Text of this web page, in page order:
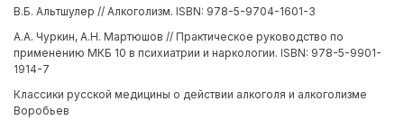
В.Б. Альтшулер // Алкоголизм. ISBN: 978-5-9704-1601-3
А.А. Чуркин, А.Н. Мартюшов // Практическое руководство по
применению МКБ 10 в психиатрии и наркологии. ISBN: 978-5-9901-
1914-7
Классики русской медицины о действии алкоголя и алкоголизме
Воробьев